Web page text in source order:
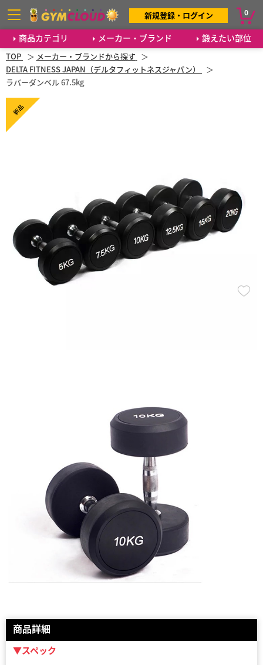
商品カテゴリ メーカー・ブランド 鍛えたい部位
新規登録・ログイン 0
TOP
メーカー・ブランドから探す
DELTA FITNESS JAPAN（デルタフィットネスジャパン）
ラバーダンベル 67.5kg
新品
商品詳細
▼スペック